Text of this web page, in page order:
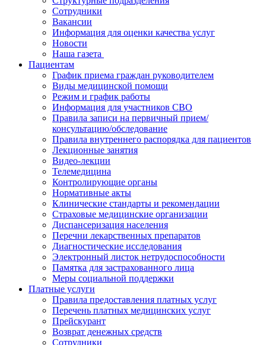
Сотрудники
Вакансии
Информация для оценки качества услуг
Новости
​​Наша газета
Пациентам
График приема граждан руководителем
Виды медицинской помощи
Режим и график работы
Информация для участников СВО
Правила записи на первичный прием/
консультацию/обследование
Правила внутреннего распорядка для пациентов
Лекционные занятия
Видео-лекции
Телемедицина
Контролирующие органы
Нормативные акты
Клинические стандарты и рекомендации
Страховые медицинские организации
Диспансеризация населения
Перечни лекарственных препаратов
Диагностические исследования
Электронный листок нетрудоспособности
Памятка для застрахованного лица
Меры социальной поддержки
Платные услуги
Правила предоставления платных услуг
Перечень платных медицинских услуг
Прейскурант
Возврат денежных средств
Сотрудники